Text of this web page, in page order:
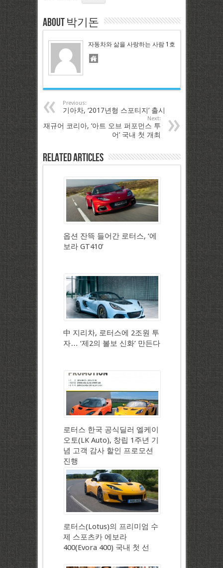
About 박기돈
자동차와 삶을 사랑하는 사람 1호
Previous:
기아차, ‘2017년형 스포티지’ 출시
Next:
재규어 코리아, ‘아트 오브 퍼포먼스 투
어’ 국내 첫 개최
Related Articles
옵션 잔뜩 들어간 로터스, ‘에
보라 GT410’
中 지리차, 로터스에 2조원 투
자… ‘제2의 볼보 신화’ 만든다
로터스 한국 공식딜러 엘케이
오토(LK Auto), 창립 1주년 기
념 고객 감사 할인 프로모션
진행
로터스(Lotus)의 프리미엄 수
제 스포츠카 에보라
400(Evora 400) 국내 첫 선